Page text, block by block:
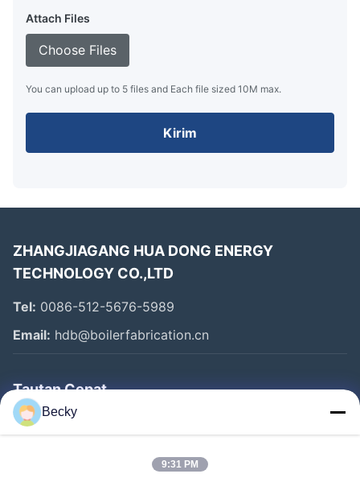
Attach Files
Choose Files
You can upload up to 5 files and Each file sized 10M max.
Kirim
ZHANGJIAGANG HUA DONG ENERGY
TECHNOLOGY CO.,LTD
Tel: 0086-512-5676-5989
Email: hdb@boilerfabrication.cn
Tautan Cepat
Rumah
Becky
9:31 PM